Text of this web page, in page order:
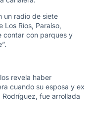
un radio de siete
Los Ríos, Paraíso,
contar con parques y
revela haber
cuando su esposa y ex
fue arrollada